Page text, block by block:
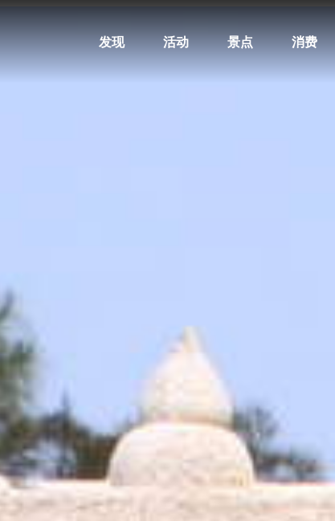
发现
活动 景点 消费